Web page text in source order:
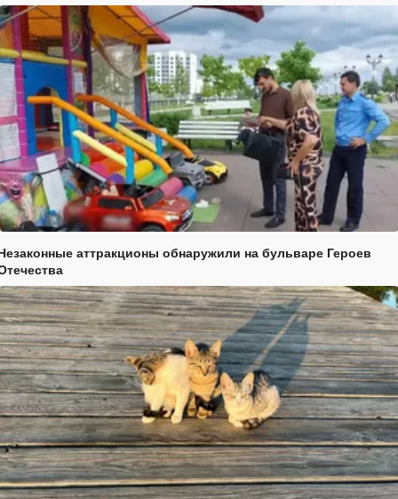
аттракционы обнаружили на бульваре Героев